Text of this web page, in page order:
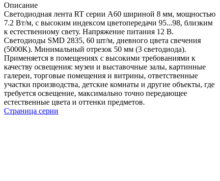
Описание
Светодиодная лента RT серии A60 шириной 8 мм, мощностью
7.2 Вт/м, с высоким индексом цветопередачи 95...98, близким
к естественному свету. Напряжение питания 12 В.
Светодиоды SMD 2835, 60 шт/м, дневного цвета свечения
(5000K). Минимальный отрезок 50 мм (3 светодиода).
Применяется в помещениях с высокими требованиями к
качеству освещения: музеи и выставочные залы, картинные
галереи, торговые помещения и витрины, ответственные
участки производства, детские комнаты и другие объекты, где
требуется освещение, максимально точно передающее
естественные цвета и оттенки предметов.
Страница серии